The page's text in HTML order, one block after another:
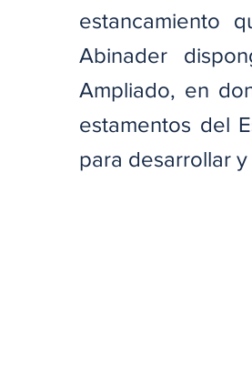
estancamiento
Abinader
Ampliado, en
estamentos del
para desarrollar